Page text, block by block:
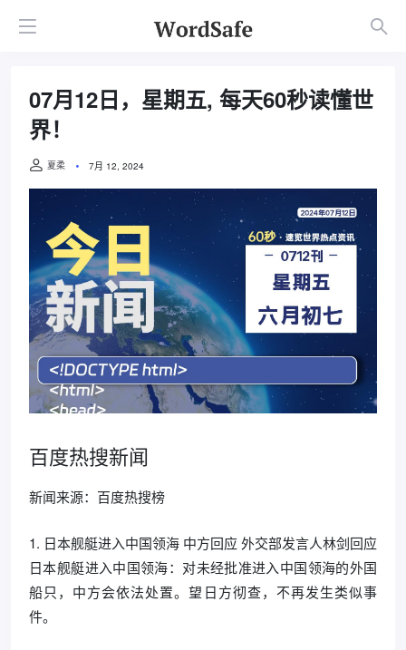
07月12日，星期五, 每天60秒读懂世
界！
夏柔 7月 12, 2024
百度热搜新闻
新闻来源：百度热搜榜
1. 日本舰艇进入中国领海 中方回应 外交部发言人林剑回应
日本舰艇进入中国领海：对未经批准进入中国领海的外国
船只，中方会依法处置。望日方彻查，不再发生类似事
件。